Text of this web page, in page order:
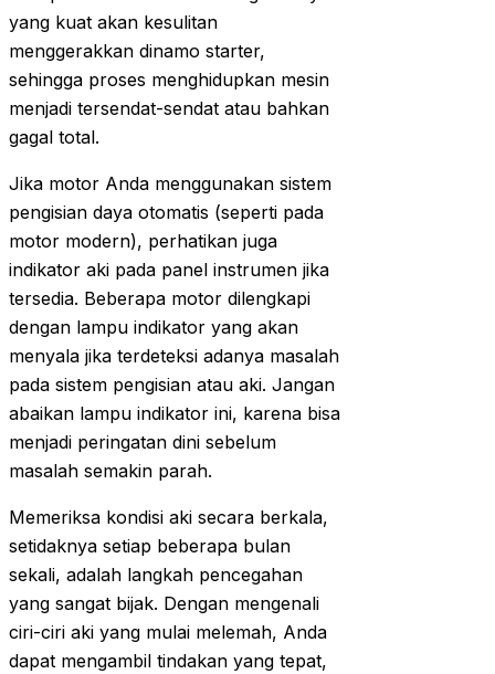
yang kuat akan kesulitan
menggerakkan dinamo starter,
sehingga proses menghidupkan mesin
menjadi tersendat-sendat atau bahkan
gagal total.
Jika motor Anda menggunakan sistem
pengisian daya otomatis (seperti pada
motor modern), perhatikan juga
indikator aki pada panel instrumen jika
tersedia. Beberapa motor dilengkapi
dengan lampu indikator yang akan
menyala jika terdeteksi adanya masalah
pada sistem pengisian atau aki. Jangan
abaikan lampu indikator ini, karena bisa
menjadi peringatan dini sebelum
masalah semakin parah.
Memeriksa kondisi aki secara berkala,
setidaknya setiap beberapa bulan
sekali, adalah langkah pencegahan
yang sangat bijak. Dengan mengenali
ciri-ciri aki yang mulai melemah, Anda
dapat mengambil tindakan yang tepat,